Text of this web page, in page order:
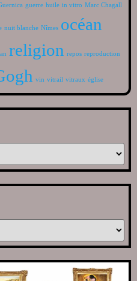
guerre huile in vitro Marc Chagall
nuit blanche Nîmes océan
religion repos reproduction
vin vitrail vitraux église